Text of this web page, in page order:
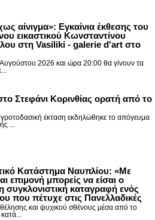
αίνιγμα»: Εγκαίνια έκθεσης του
εικαστικού Κωνσταντίνου
στη Vasiliki - galerie d'art στο
2026 και ώρα 20:00 θα γίνουν τα
Στεφάνι Κορινθίας ορατή από το
έκταση εκδηλώθηκε το απόγευμα
...
Κατάστημα Ναυπλίου: «Με
επιμονή μπορείς να είσαι ο
συγκλονιστική καταγραφή ενός
που πέτυχε στις Πανελλαδικές
και ψυχικού σθένους μέσα από το